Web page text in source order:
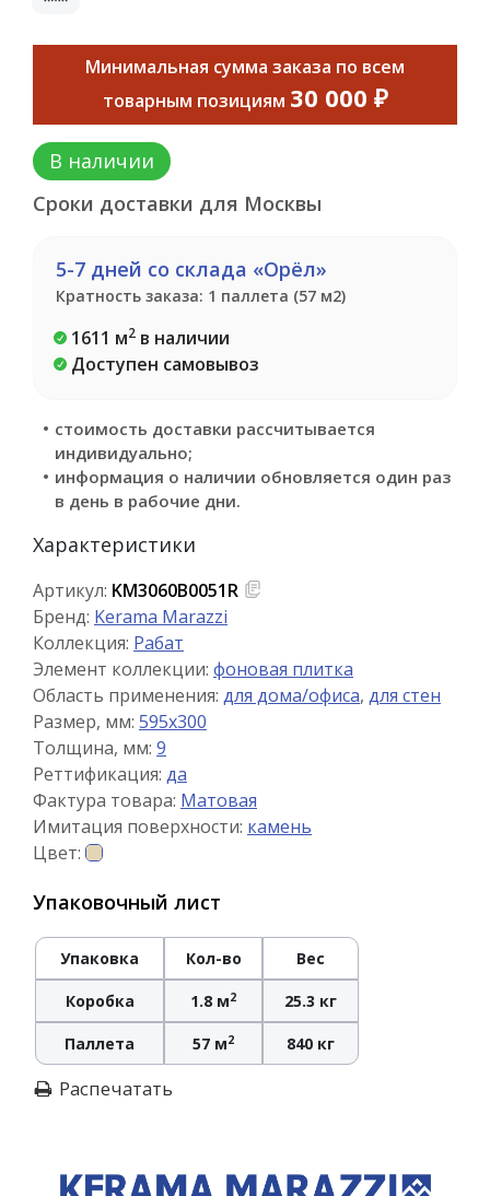
Минимальная сумма заказа по всем
товарным позициям 30 000 ₽
В наличии
Сроки доставки для Москвы
5-7 дней со склада «Орёл»
Кратность заказа: 1 паллета (57 м2)
1611 м2 в наличии
Доступен самовывоз
стоимость доставки рассчитывается
индивидуально;
информация о наличии обновляется один раз
в день в рабочие дни.
Характеристики
Артикул: KM3060B0051R
Бренд: Kerama Marazzi
Коллекция: Рабат
Элемент коллекции: фоновая плитка
Область применения: для дома/офиса, для стен
Размер, мм: 595x300
Толщина, мм: 9
Реттификация: да
Фактура товара: Матовая
Имитация поверхности: камень
Цвет:
Упаковочный лист
Упаковка Кол-во Вес
Коробка 1.8 м2 25.3 кг
Паллета 57 м2 840 кг
Распечатать